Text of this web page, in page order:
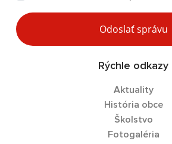
Odoslať správu
Rýchle odkazy
Aktuality
História obce
Školstvo
Fotogaléria